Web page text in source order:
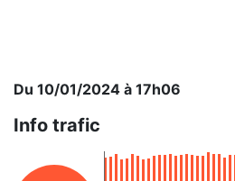
Du 10/01/2024 à 17h06
Info trafic